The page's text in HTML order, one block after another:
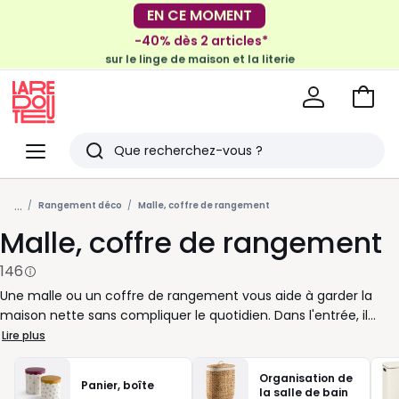
EN CE MOMENT
-30€ tous les 100€*
sur le meuble & la déco
-40% dès 2 articles*
sur le linge de maison et la literie
Menu
Redoute
Rechercher
Derniers
articles
vus
Voir
... Rangement déco Malle, coffre de rangement
Malle, coffre de rangement
146
Une malle ou un coffre de rangement vous aide à garder la
maison nette sans compliquer le quotidien. Dans l'entrée, il
accueille chaussures, sacs ou accessoires de saison. Dans le
salon, il range plaids, jeux ou magazines tout en servant de
table d'appoint. Dans une chambre, il trouve facilement sa
place au pied du lit pour les draps, coussins ou vêtements.
Lire plus
Panier, boîte
Organisation de
la salle de bain